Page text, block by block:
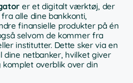
er et digitalt værktøj, der
alle dine bankkonti,
finansielle produkter på én
selvom de kommer fra
institutter. Dette sker via en
dine netbanker, hvilket giver
overblik over din